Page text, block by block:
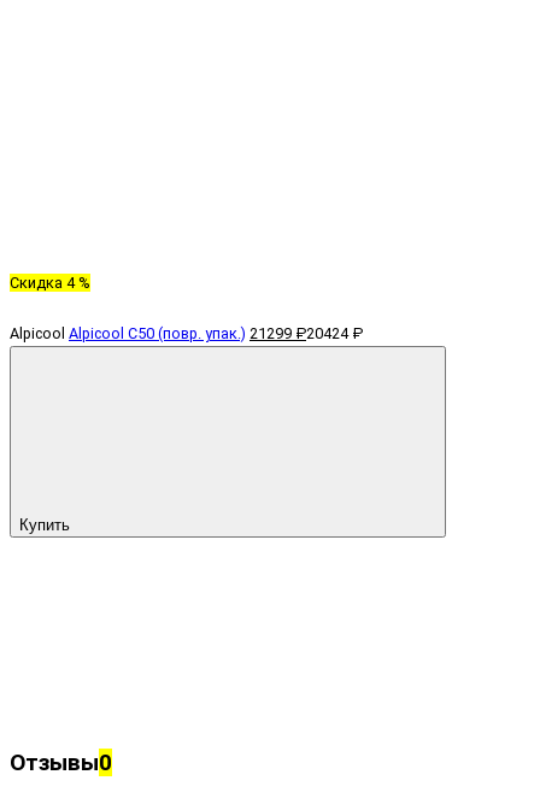
Скидка 4 %
Alpicool Alpicool C50 (повр. упак.) 21299 ₽20424 ₽
Купить
Отзывы0